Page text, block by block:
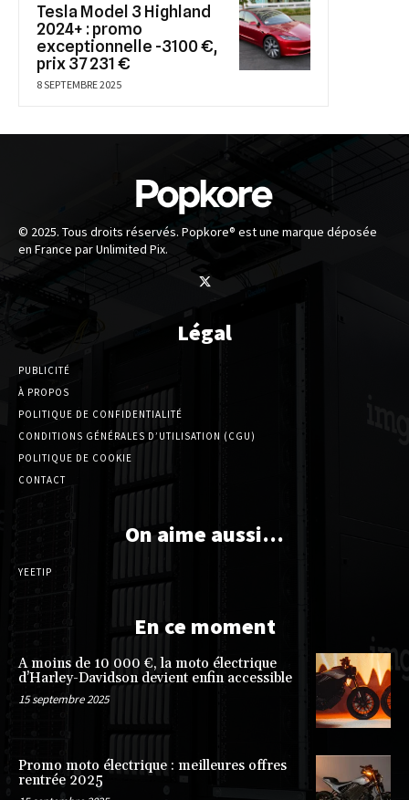
Tesla Model 3 Highland
2024+ : promo
exceptionnelle -3100 €,
prix 37 231 €
8 SEPTEMBRE 2025
© 2025. Tous droits réservés. Popkore® est une marque déposée
en France par Unlimited Pix.
Légal
PUBLICITÉ
À PROPOS
POLITIQUE DE CONFIDENTIALITÉ
CONDITIONS GÉNÉRALES D’UTILISATION (CGU)
POLITIQUE DE COOKIE
CONTACT
On aime aussi…
YEETIP
En ce moment
A moins de 10 000 €, la moto électrique
d’Harley-Davidson devient enfin accessible
15 septembre 2025
Promo moto électrique : meilleures offres
rentrée 2025